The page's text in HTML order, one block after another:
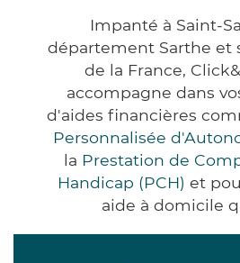
Impanté à Saint-
département Sarthe et
de la France,
accompagne dans
d'aides financières
Personnalisée
la Prestation de
Handicap (PCH) et
aide à domicile